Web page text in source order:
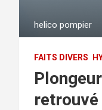
helico pompier
FAITS DIVERS
retrouvé